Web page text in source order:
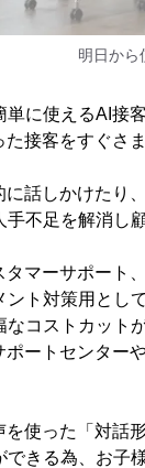
明日から
に使えるAI接
接客をすぐさ
話しかけたり
不足を解消し
マーサポート
ト対策用とし
コストカット
ポートセンター
使った「対話
できる為、お子